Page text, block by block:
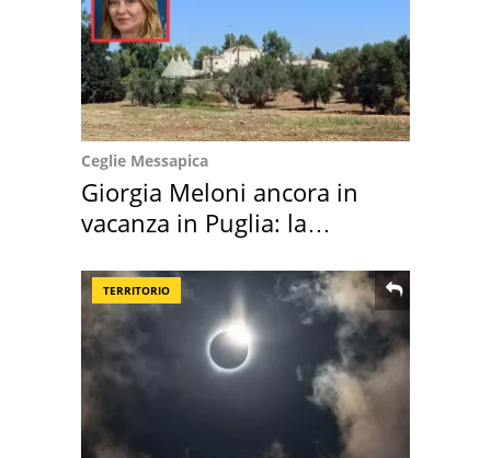
Ceglie Messapica
Giorgia Meloni ancora in
vacanza in Puglia: la
TERRITORIO